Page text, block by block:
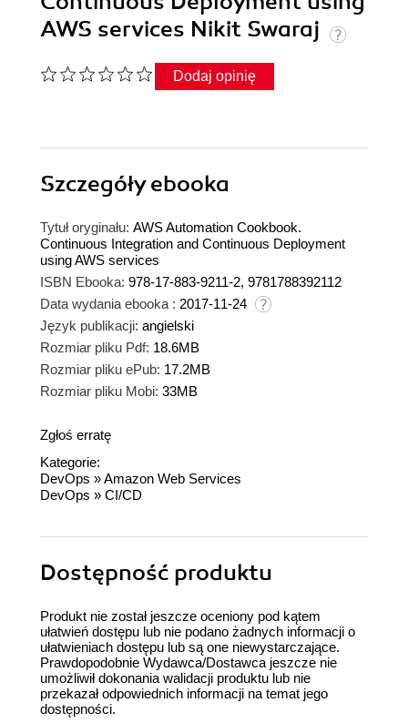
AWS services Nikit Swaraj
Dodaj opinię
Szczegółyebooka
Tytuł oryginału: AWS Automation Cookbook.
Continuous Integration and Continuous Deployment
using AWS services
ISBN Ebooka: 978-17-883-9211-2, 9781788392112
Data wydania ebooka : 2017-11-24
Język publikacji: angielski
Rozmiar pliku Pdf: 18.6MB
Rozmiar pliku ePub: 17.2MB
Rozmiar pliku Mobi: 33MB
Zgłoś erratę
Kategorie:
DevOps »Amazon Web Services
DevOps » CI/CD
Dostępność produktu
Produkt nie został jeszcze oceniony pod kątem
ułatwień dostępu lub nie podano żadnych informacji o
ułatwieniach dostępu lub są one niewystarczające.
Prawdopodobnie Wydawca/Dostawca jeszcze nie
umożliwił dokonania walidacji produktu lub nie
przekazał odpowiednich informacji na temat jego
dostępności.